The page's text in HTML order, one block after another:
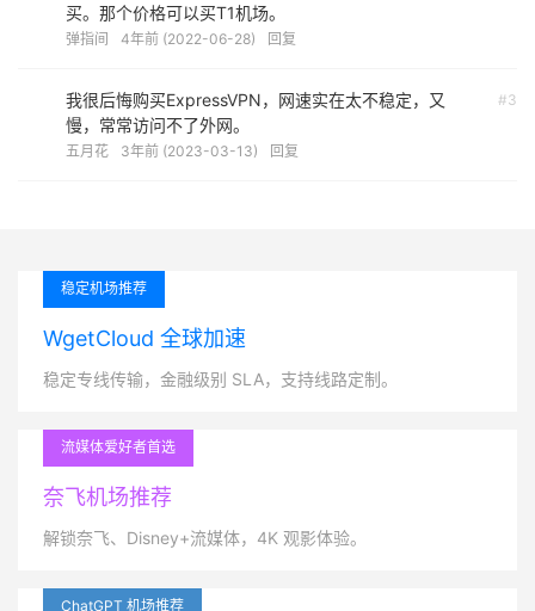
买。那个价格可以买T1机场。
弹指间 4年前 (2022-06-28) 回复
#3
我很后悔购买ExpressVPN，网速实在太不稳定，又
慢，常常访问不了外网。
五月花 3年前 (2023-03-13) 回复
稳定机场推荐
WgetCloud 全球加速
稳定专线传输，金融级别 SLA，支持线路定制。
流媒体爱好者首选
奈飞机场推荐
解锁奈飞、Disney+流媒体，4K 观影体验。
ChatGPT 机场推荐